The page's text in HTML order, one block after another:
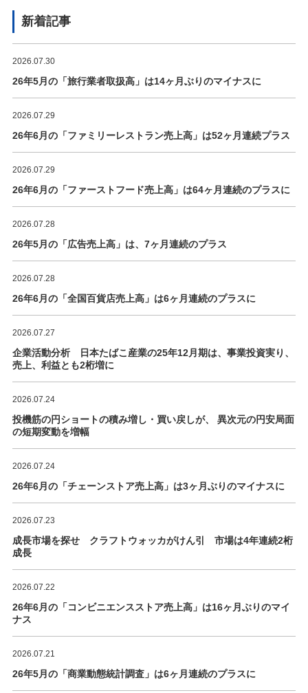
新着記事
2026.07.30
26年5月の「旅行業者取扱高」は14ヶ月ぶりのマイナスに
2026.07.29
26年6月の「ファミリーレストラン売上高」は52ヶ月連続プラス
2026.07.29
26年6月の「ファーストフード売上高」は64ヶ月連続のプラスに
2026.07.28
26年5月の「広告売上高」は、7ヶ月連続のプラス
2026.07.28
26年6月の「全国百貨店売上高」は6ヶ月連続のプラスに
2026.07.27
企業活動分析 日本たばこ産業の25年12月期は、事業投資実り、
売上、利益とも2桁増に
2026.07.24
投機筋の円ショートの積み増し・買い戻しが、 異次元の円安局面
の短期変動を増幅
2026.07.24
26年6月の「チェーンストア売上高」は3ヶ月ぶりのマイナスに
2026.07.23
成長市場を探せ クラフトウォッカがけん引 市場は4年連続2桁
成長
2026.07.22
26年6月の「コンビニエンスストア売上高」は16ヶ月ぶりのマイ
ナス
2026.07.21
26年5月の「商業動態統計調査」は6ヶ月連続のプラスに